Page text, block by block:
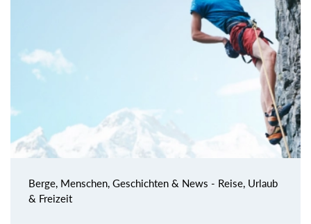
Berge, Menschen, Geschichten & News - Reise, Urlaub
& Freizeit